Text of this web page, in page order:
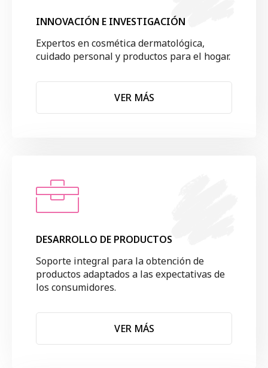
INNOVACIÓN E INVESTIGACIÓN
Expertos en cosmética dermatológica,
cuidado personal y productos para el hogar.
VER MÁS
DESARROLLO DE PRODUCTOS
Soporte integral para la obtención de
productos adaptados a las expectativas de
los consumidores.
VER MÁS